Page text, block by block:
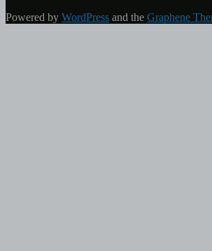
Powered by WordPress and the Graphene